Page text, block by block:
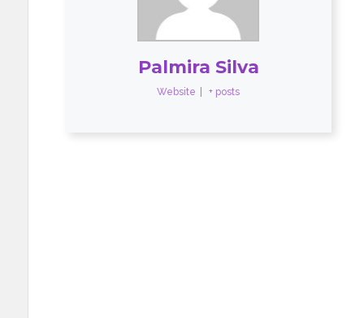
Palmira Silva
Website + posts